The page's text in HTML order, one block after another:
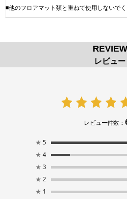
■他のフロアマット類と重ねて使用しないでく
REVIEW
レビュー
レビュー件数：
★ 5
★ 4
★ 3
★ 2
★ 1